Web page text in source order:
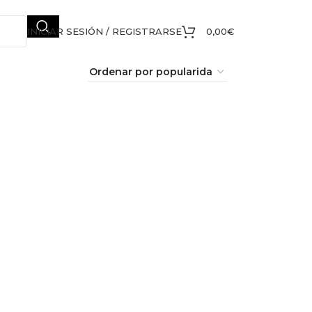
INICIAR SESIÓN / REGISTRARSE 0,00€